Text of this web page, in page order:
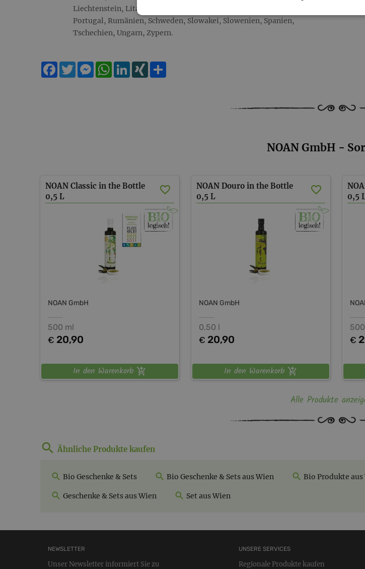
Liechtenstein, Litauen, Luxemburg, Malta, Niederlande, Polen,
Portugal, Rumänien, Schweden, Slowakei, Slowenien, Spanien,
Tschechien, Ungarn, Zypern.
Facebook
TwitterMessengerWhatsApp
LinkedInXING
NOAN GmbH -
NOAN Classic in the Bottle
0,5 L
NOAN GmbH
500 ml
€ 20,90
In den Warenkorb
NOAN Douro in the Bottle
0,5 L
NOAN GmbH
0,50 l
€ 20,90
In den Warenkorb
0,5
€
Alle Produkte
Ähnliche Produkte kaufen
Bio Geschenke & Sets Bio Geschenke & Sets aus Wien Bio Produkte aus
Geschenke & Sets aus Wien Set aus Wien
NEWSLETTER
Unser Newsletter informiert Sie zu
UNSERE SERVICES
Regionale Produkte kaufen